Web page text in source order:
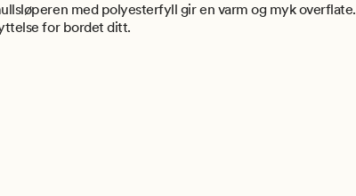
med polyesterfyll gir en varm og myk overflate.
for bordet ditt.